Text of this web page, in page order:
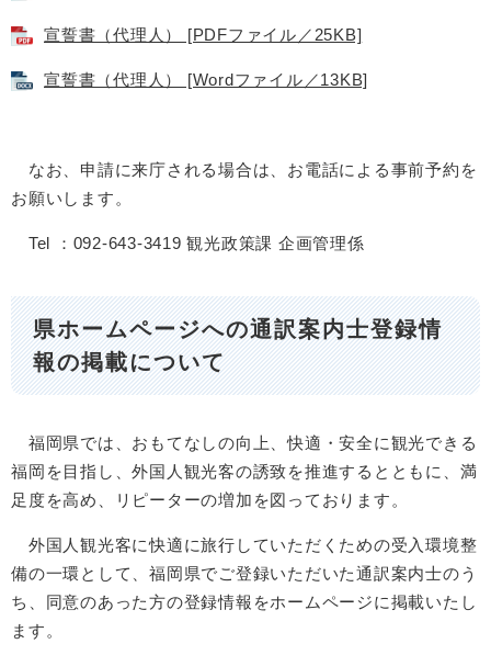
宣誓書（代理人） [PDFファイル／25KB]
宣誓書（代理人） [Wordファイル／13KB]
なお、申請に来庁される場合は、お電話による事前予約を
お願いします。
Tel ：092-643-3419 観光政策課 企画管理係
県ホームページへの通訳案内士登録情
報の掲載について
福岡県では、おもてなしの向上、快適・安全に観光できる
福岡を目指し、外国人観光客の誘致を推進するとともに、満
足度を高め、リピーターの増加を図っております。
外国人観光客に快適に旅行していただくための受入環境整
備の一環として、福岡県でご登録いただいた通訳案内士のう
ち、同意のあった方の登録情報をホームページに掲載いたし
ます。